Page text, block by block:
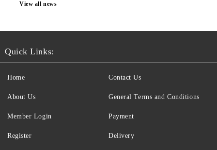
View all news
Quick Links:
Home
About Us
Member Login
Register
Contact Us
General Terms and Conditions
Payment
Delivery